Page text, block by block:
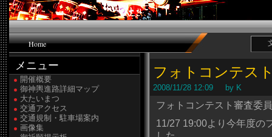
Home
メニュー
開催概要
御神輿進路詳細マップ
大たいまつ
交通アクセス
交通規制・駐車場案内
画像集
フォトコンテス
2008/11/28 12:09 by K
フォトコンテスト審査委
11/27 19:00より今年度の